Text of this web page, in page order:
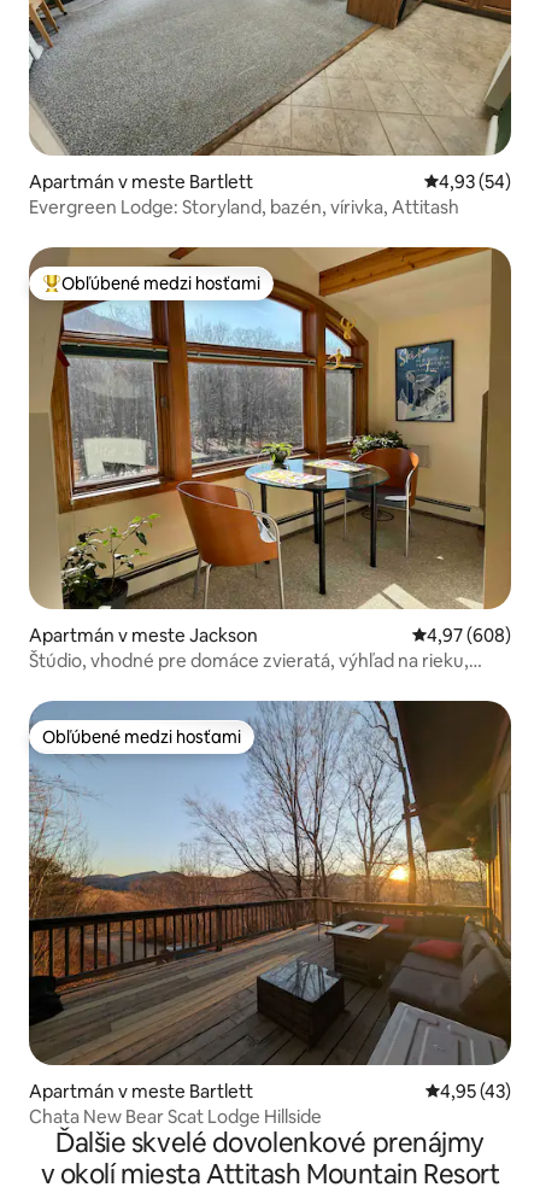
Apartmán v meste Bartlett Priemerné
4,93 (54)
Evergreen Lodge: Storyland, bazén, vírivka, Attitash
Najobľúbenejšie medzi hosťami
Obľúbené medzi hosťami
Apartmán v meste Jackson Priemerné
4,97 (608)
Štúdio, vhodné pre domáce zvieratá, výhľad na rieku,
Obľúbené medzi hosťami
Obľúbené medzi hosťami
Apartmán v meste Bartlett Priemerné
4,95 (43)
Chata New Bear Scat Lodge Hillside
Ďalšie skvelé dovolenkové prenájmy
v okolí miesta Attitash Mountain Resort